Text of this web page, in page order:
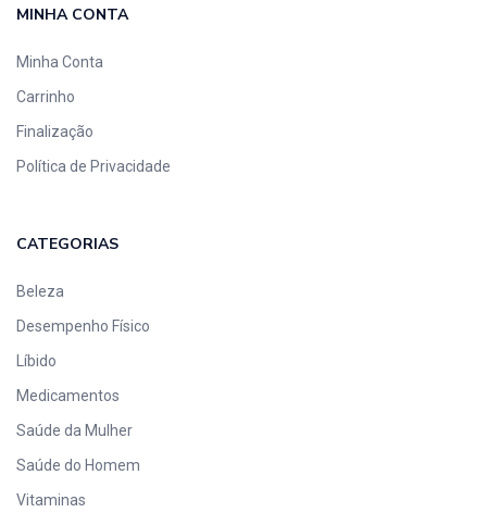
MINHA CONTA
Minha Conta
Carrinho
Finalização
Política de Privacidade
CATEGORIAS
Beleza
Desempenho Físico
Líbido
Medicamentos
Saúde da Mulher
Saúde do Homem
Vitaminas